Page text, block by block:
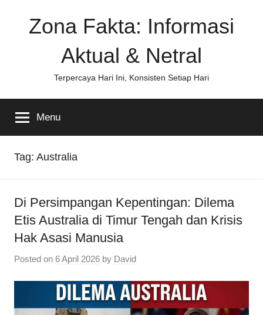
Zona Fakta: Informasi
Aktual & Netral
Terpercaya Hari Ini, Konsisten Setiap Hari
Menu
Tag: Australia
Di Persimpangan Kepentingan: Dilema
Etis Australia di Timur Tengah dan Krisis
Hak Asasi Manusia
Posted on 6 April 2026 by David